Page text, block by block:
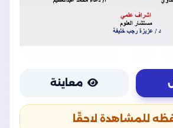
معاينة
للمشاهدة لاحقًا